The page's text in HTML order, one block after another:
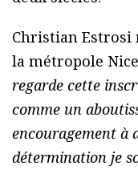
Christian Estrosi
la métropole Nice
regarde cette
comme un
encouragement à
détermination je